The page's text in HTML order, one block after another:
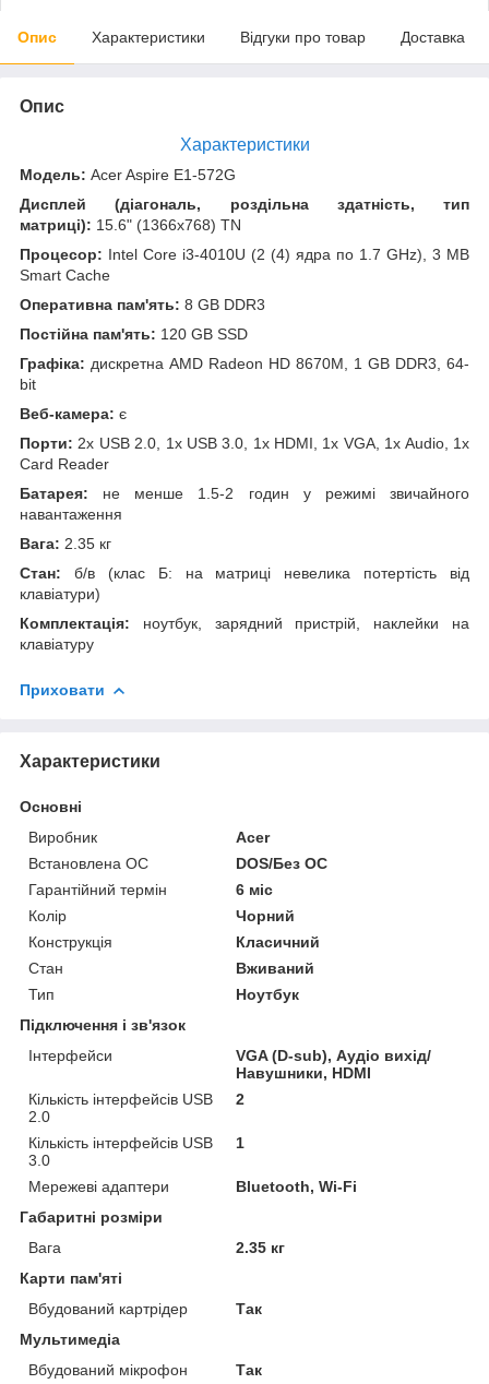
Опис Характеристики Відгуки про товар Доставка
Опис
Характеристики
Модель: Acer Aspire E1-572G
Дисплей (діагональ, роздільна здатність, тип
матриці): 15.6" (1366x768) TN
Процесор: Intel Core i3-4010U (2 (4) ядра по 1.7 GHz), 3 MB
Smart Cache
Оперативна пам'ять: 8 GB DDR3
Постійна пам'ять: 120 GB SSD
Графіка: дискретна AMD Radeon HD 8670M, 1 GB DDR3, 64-
bit
Веб-камера: є
Порти: 2x USB 2.0, 1x USB 3.0, 1x HDMI, 1x VGA, 1x Audio, 1x
Card Reader
Батарея: не менше 1.5-2 годин у режимі звичайного
навантаження
Вага: 2.35 кг
Стан: б/в (клас Б: на матриці невелика потертість від
клавіатури)
Комплектація: ноутбук, зарядний пристрій, наклейки на
клавіатуру
Приховати
Характеристики
Основні
Виробник
Acer
Встановлена ОС
DOS/Без ОС
Гарантійний термін
6 міс
Колір
Чорний
Конструкція
Класичний
Стан
Вживаний
Тип
Ноутбук
Підключення і зв'язок
Інтерфейси
VGA (D-sub), Аудіо вихід/
Навушники, HDMI
Кількість інтерфейсів USB
2.0
2
Кількість інтерфейсів USB
3.0
1
Мережеві адаптери
Bluetooth, Wi-Fi
Габаритні розміри
Вага
2.35 кг
Карти пам'яті
Вбудований картрідер
Так
Мультимедіа
Вбудований мікрофон
Так